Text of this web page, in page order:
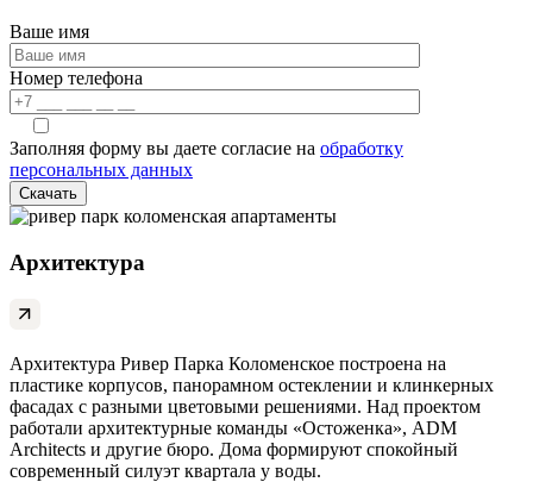
Ваше имя
Номер телефона
Заполняя форму вы даете согласие на обработку
персональных данных
Архитектура
Архитектура Ривер Парка Коломенское построена на
пластике корпусов, панорамном остеклении и клинкерных
фасадах с разными цветовыми решениями. Над проектом
работали архитектурные команды «Остоженка», ADM
Architects и другие бюро. Дома формируют спокойный
современный силуэт квартала у воды.